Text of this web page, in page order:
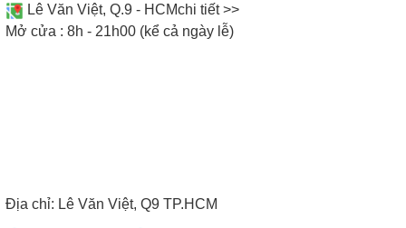
Lê Văn Việt, Q.9 - HCMchi tiết >>
Mở cửa : 8h - 21h00 (kể cả ngày lễ)
Địa chỉ: Lê Văn Việt, Q9 TP.HCM